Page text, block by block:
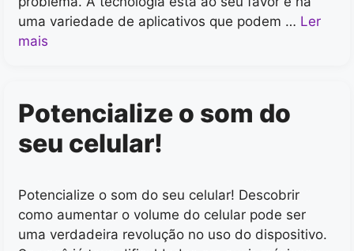
uma variedade de aplicativos que podem … Ler
mais
Potencialize o som do
seu celular!
Potencialize o som do seu celular! Descobrir
como aumentar o volume do celular pode ser
uma verdadeira revolução no uso do dispositivo.